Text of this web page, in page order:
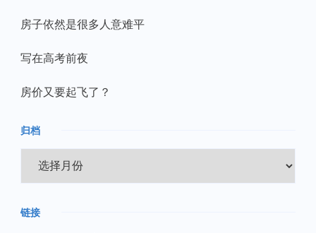
房子依然是很多人意难平
写在高考前夜
房价又要起飞了？
归档
档
链接